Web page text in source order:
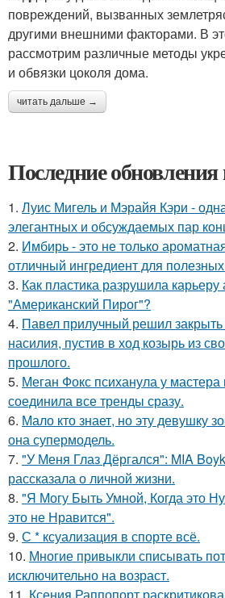
повреждений, вызванных
другими внешними факторами. В
рассмотрим различные методы
и обвязки цоколя дома.
читать дальше →
Последние обновления
1. Луис Мигель и Мэрайя Кэри -
элегантных и обсуждаемых пар
2. Имбирь - это не только
отличный ингредиент для
3. Как пластика разрушила
"Американский Пирог"?
4. Павел прилучный решил
насилия, пустив в ход козырь из
прошлого.
5. Меган Фокс психанула у
соединила все тренды сразу.
6. Мало кто знает, но эту девушку
она супермодель.
7. "У Меня Глаз Дёргался": MIA
рассказала о личной жизни.
8. "Я Могу Быть Умной, Когда это
это не Нравится".
9. С * ксуализация в спорте всё.
10. Многие привыкли списывать
исключительно на возраст.